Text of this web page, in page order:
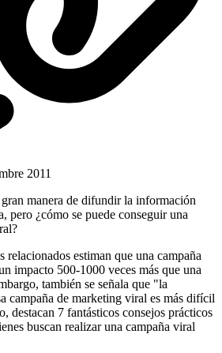
2011
manera de difundir la información
pero ¿cómo se puede conseguir una
relacionados estiman que una campaña
impacto 500-1000 veces más que una
también se señala que "la
campaña de marketing viral es más difícil
destacan 7 fantásticos consejos prácticos
buscan realizar una campaña viral